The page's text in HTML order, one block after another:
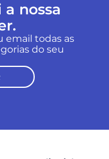
nossa
email todas as
do seu